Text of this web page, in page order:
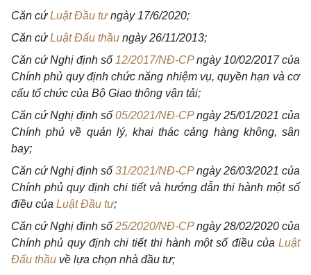
Căn cứLuật Đầu tưngày 17/6/2020;
Căn cứLuật Đấu thầu ngày 26/11/2013;
Căn cứ Nghị định số 12/2017/NĐ-CPngày 10/02/2017 của
Chính phủ quy định chức năng nhiệm vụ, quyền hạn và cơ
cấu tổ chức của Bộ Giao thông vận tải;
Căn cứ Nghị định số 05/2021/NĐ-CPngày 25/01/2021 của
Chính phủ về quản lý, khai thác cảng hàng không, sân
bay;
Căn cứ Nghị định số 31/2021/NĐ-CPngày 26/03/2021 của
Chính phủ quy định chi tiết và hướng dẫn thi hành một số
điều của Luật Đầu tư;
Căn cứ Nghị định số 25/2020/NĐ-CPngày 28/02/2020 của
Chính phủ quy định chi tiết thi hành một số điều của Luật
Đấu thầu về lựa chọn nhà đầu tư;